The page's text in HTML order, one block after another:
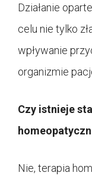
Działanie
celu nie tylko
wpływanie
organizmie
Czy istnieje
Nie, terapia